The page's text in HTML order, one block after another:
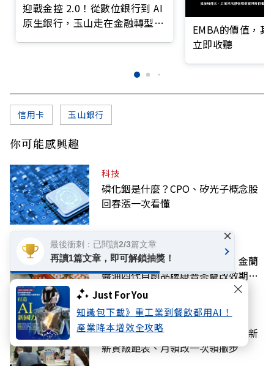
Just For You
知識包下載》重工業到餐飲都用AI！
產業降本增效全攻略
迎戰金控 2.0！從數位銀行到 AI
原生銀行，玉山走在金融轉型最
EMBA的價值，
立即收聽
信用卡 玉山銀行
你可能感興趣
科技
磷化銦是什麼？CPO、矽光子概念股
回春漲一次看懂
話題
曾言「做食品的人要有良心」！金蘭
醬油四代自創品牌康普茶竄改效期、
摻逾期原料遭訴
金融
想規劃退休，勞退試算怎麼做？最新
薪資級距表、月領改一次領撇步
最後衝刺：已閱讀2/3篇文章
再讀1篇文章，即可解鎖抽獎！
×